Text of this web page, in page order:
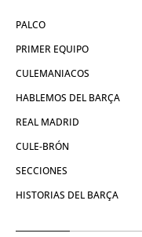
PALCO
PRIMER EQUIPO
CULEMANIACOS
HABLEMOS DEL BARÇA
REAL MADRID
CULE-BRÓN
SECCIONES
HISTORIAS DEL BARÇA